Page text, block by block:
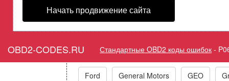
Начать продвижение сайта
OBD2-CODES.RU Стандартные OBD2 коды ошибок -
Коды ошибок
Acura Alfa Romeo Audi/VW/
Ford General Motors GEO